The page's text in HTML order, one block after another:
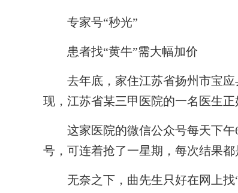
专家号“秒光”
患者找“黄牛”需大幅加价
去年底，家住江苏省扬州市宝应
现，江苏省某三甲医院的一名医生正
这家医院的微信公众号每天下午6
号，可连着抢了一星期，每次结果都
无奈之下，曲先生只好在网上找“